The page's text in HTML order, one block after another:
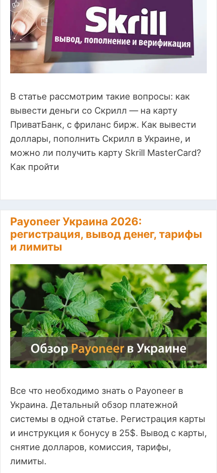
В статье рассмотрим такие вопросы: как
вывести деньги со Скрилл — на карту
ПриватБанк, с фриланс бирж. Как вывести
доллары, пополнить Скрилл в Украине, и
можно ли получить карту Skrill MasterCard?
Как пройти
Payoneer Украина 2026:
регистрация, вывод денег, тарифы
и лимиты
Все что необходимо знать о Payoneer в
Украина. Детальный обзор платежной
системы в одной статье. Регистрация карты
и инструкция к бонусу в 25$. Вывод с карты,
снятие долларов, комиссия, тарифы,
лимиты.